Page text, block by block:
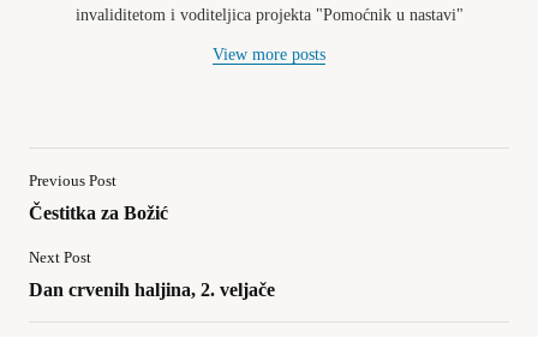
invaliditetom i voditeljica projekta "Pomoćnik u nastavi"
View more posts
Previous Post
Čestitka za Božić
Next Post
Dan crvenih haljina, 2. veljače